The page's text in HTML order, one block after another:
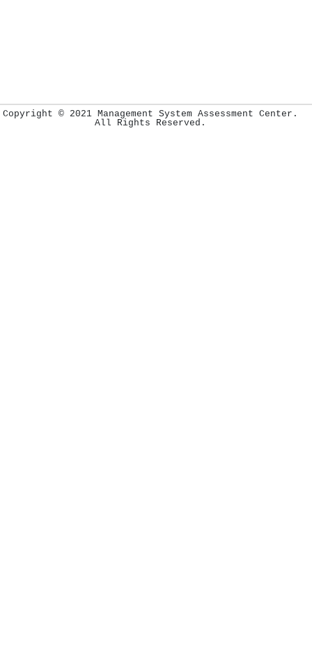
Copyright © 2021 Management System Assessment Center.
All Rights Reserved.